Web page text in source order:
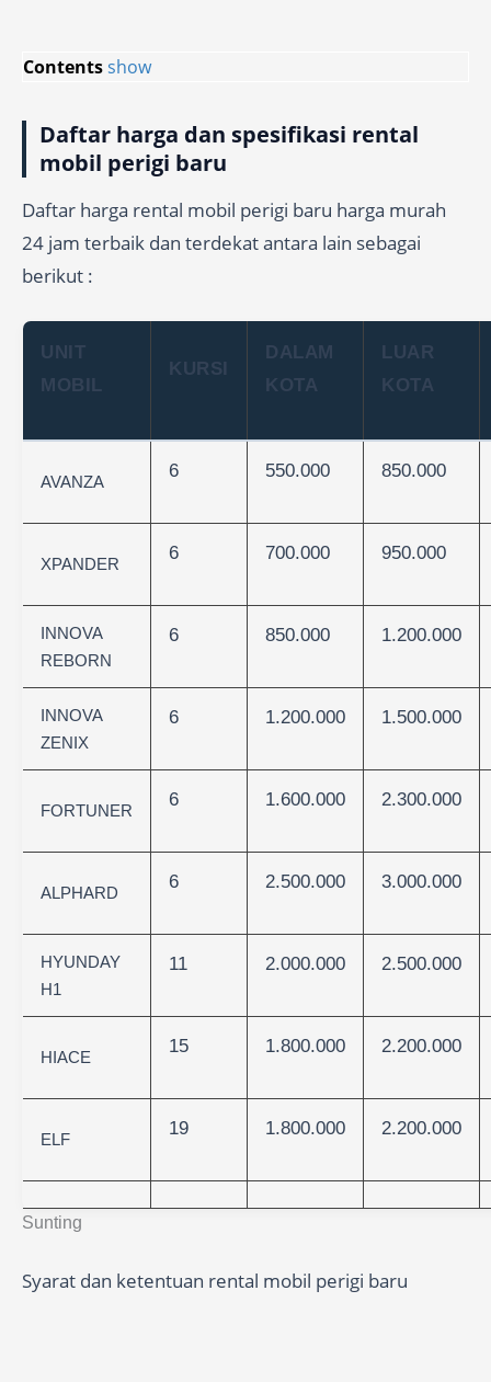
Contentsshow
Daftar harga dan spesifikasi rental
mobil perigi baru
Daftar harga rental mobil perigi baru harga murah
24 jam terbaik dan terdekat antara lain sebagai
berikut :
Sunting
UNIT
MOBIL
KURSI
DALAM
KOTA
LUAR
KOTA
AVANZA
6 550.000 850.000
XPANDER
6 700.000 950.000
INNOVA
REBORN
6 850.000 1.200.000
INNOVA
ZENIX
6 1.200.000 1.500.000
FORTUNER
6 1.600.000 2.300.000
ALPHARD
6 2.500.000 3.000.000
HYUNDAY
H1
11 2.000.000 2.500.000
HIACE
15 1.800.000 2.200.000
ELF
19 1.800.000 2.200.000
Syarat dan ketentuan rental mobil perigi baru